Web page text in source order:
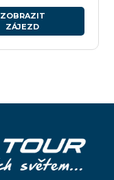
ZOBRAZIT
ZÁJEZD